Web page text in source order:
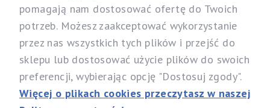
Nasz sklep
Specjalistyczny Sklep dla Alergików Mirosław Rybicki
Sobików 5, 05-530 Góra Kalwaria
woj. mazowieckie
Telefon:537 111 212, 731 603 303
pomagają nam dostosować ofertę do Twoich
potrzeb. Możesz zaakceptować wykorzystanie
przez nas wszystkich tych plików i przejść do
sklepu lub dostosować użycie plików do swoich
preferencji, wybierając opcję "Dostosuj zgody".
Więcej o plikach cookies przeczytasz w naszej